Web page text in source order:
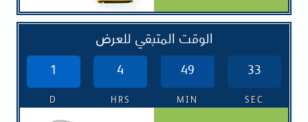
الوقت المتبقي للعرض
1 4 49 31
D HRS MIN SEC